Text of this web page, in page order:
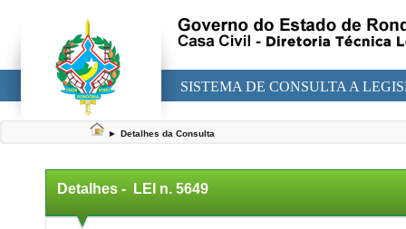
SISTEMA DE CONSULTA A
► Detalhes da Consulta
Detalhes - LEI n. 5649
▼